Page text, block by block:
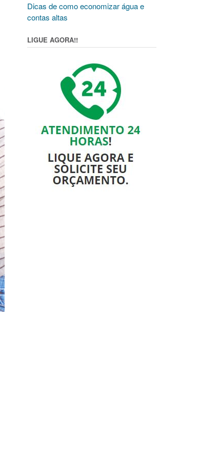
Dicas de como economizar água e
contas altas
LIGUE AGORA!!